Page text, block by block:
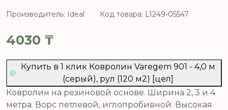
Производитель: Ideal Код товара: L1249-05547
4030 ₸
Купить в 1 клик Ковролин Varegem 901 - 4,0 м
(серый), рул (120 м2) [цел]
Ковролин на резиновой основе. Ширина 2, 3 и 4
метра. Ворс петлевой, иглопробивной. Высокая